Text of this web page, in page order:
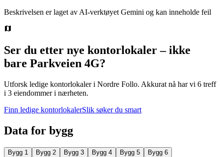
Beskrivelsen er laget av AI-verktøyet Gemini og kan inneholde feil
Ser du etter nye kontorlokaler – ikke
bare Parkveien 4G?
Utforsk ledige kontorlokaler i Nordre Follo. Akkurat nå har vi 6 treff
i 3 eiendommer i nærheten.
Finn ledige kontorlokalerSlik søker du smart
Data for bygg
Bygg 1 Bygg 2 Bygg 3 Bygg 4 Bygg 5 Bygg 6